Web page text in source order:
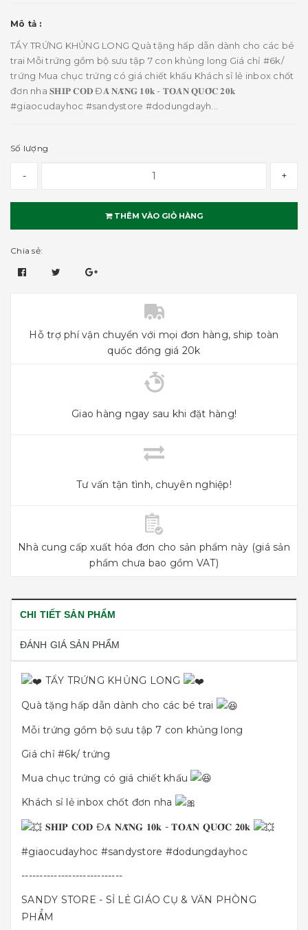
Mô tả :
TẨY TRỨNG KHỦNG LONG Quà tặng hấp dẫn dành cho các bé
trai Mỗi trứng gồm bộ sưu tập 7 con khủng long Giá chỉ #6k/
trứng Mua chục trứng có giá chiết khấu Khách sỉ lẻ inbox chốt
đơn nha 𝐒𝐇𝐈𝐏 𝐂𝐎𝐃 Đ𝐀̀ 𝐍𝐀̆̃𝐍𝐆 𝟏𝟎𝐤 - 𝐓𝐎𝐀̀𝐍 𝐐𝐔𝐎̂́𝐂 𝟐𝟎𝐤
#giaocudayhoc #sandystore #dodungdayh...
Số lượng
- +
THÊM VÀO GIỎ HÀNG
Chia sẻ:
Hỗ trợ phí vận chuyển với mọi đơn hàng, ship toàn
quốc đồng giá 20k
Giao hàng ngay sau khi đặt hàng!
Tư vấn tận tình, chuyên nghiệp!
Nhà cung cấp xuất hóa đơn cho sản phẩm này (giá sản
phẩm chưa bao gồm VAT)
CHI TIẾT SẢN PHẨM
ĐÁNH GIÁ SẢN PHẨM
TẨY TRỨNG KHỦNG LONG
Quà tặng hấp dẫn dành cho các bé trai
Mỗi trứng gồm bộ sưu tập 7 con khủng long
Giá chỉ #6k/ trứng
Mua chục trứng có giá chiết khấu
Khách sỉ lẻ inbox chốt đơn nha
𝐒𝐇𝐈𝐏 𝐂𝐎𝐃 Đ𝐀̀ 𝐍𝐀̆̃𝐍𝐆 𝟏𝟎𝐤 - 𝐓𝐎𝐀̀𝐍 𝐐𝐔𝐎̂́𝐂 𝟐𝟎𝐤
#giaocudayhoc #sandystore #dodungdayhoc
----------------------------
SANDY STORE - SỈ LẺ GIÁO CỤ & VĂN PHÒNG
PHẨM